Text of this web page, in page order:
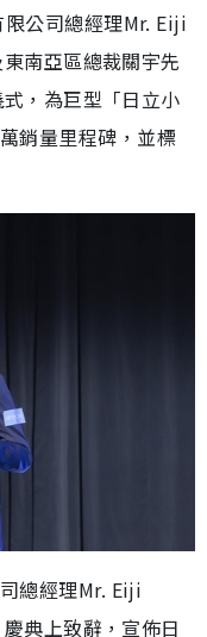
公司總經理Mr. Eiji
南亞區總裁關宇先
，為巨型「日立小
銷量里程碑，並標
總經理Mr. Eiji
典上致辭，宣佈日